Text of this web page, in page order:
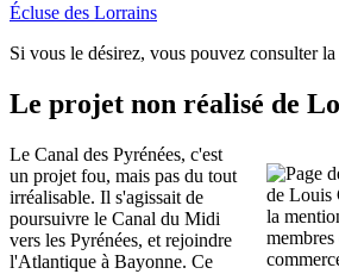
Écluse des Lorrains
Si vous le désirez, vous pouvez consulter la
Le projet non réalisé de
Le Canal des Pyrénées, c'est
un projet fou, mais pas du tout
irréalisable. Il s'agissait de
poursuivre le Canal du Midi
vers les Pyrénées, et rejoindre
l'Atlantique à Bayonne. Ce